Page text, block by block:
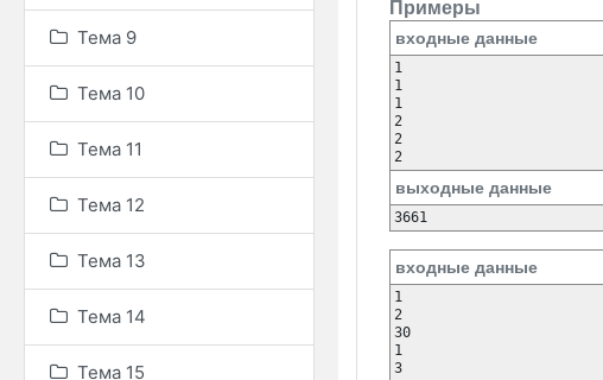
Тема 9
Тема 10
Тема 11
Тема 12
Тема 13
Тема 14
Тема 15
Примеры
входные данные
1
1
1
2
2
выходные данные
входные данные
1
2
30
1
3